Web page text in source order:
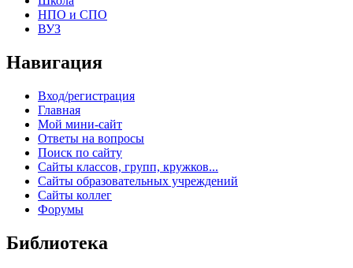
НПО и СПО
ВУЗ
Навигация
Вход/регистрация
Главная
Мой мини-сайт
Ответы на вопросы
Поиск по сайту
Сайты классов, групп, кружков...
Сайты образовательных учреждений
Сайты коллег
Форумы
Библиотека